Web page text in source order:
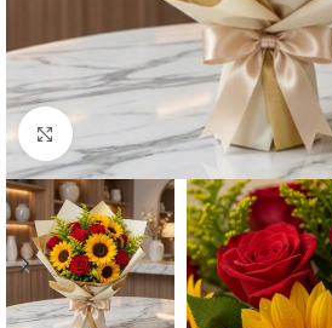
Click to enlarge